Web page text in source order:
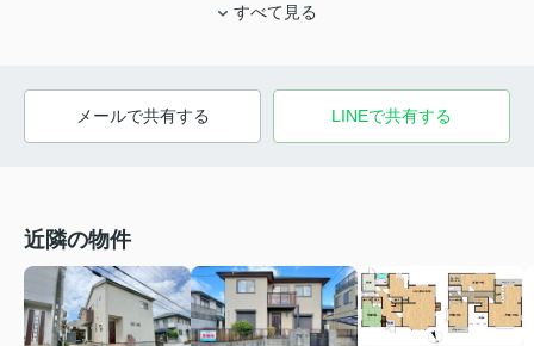
すべて見る
メールで共有する LINEで共有する
近隣の物件